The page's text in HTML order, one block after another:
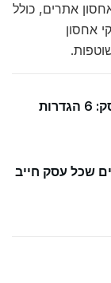
אתרים, כולל
אחסון
אבטחת Microsoft 365 לעסק: 6 הגדרות
לעסק: 10 צעדים שכל עסק חייב